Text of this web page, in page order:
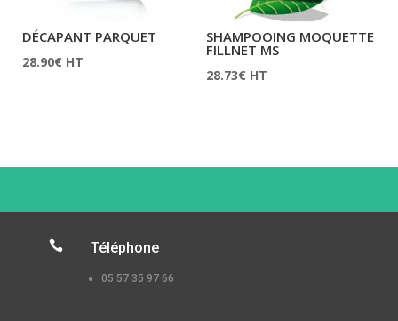
DÉCAPANT PARQUET
28.90€ HT
SHAMPOOING MOQUETTE
FILLNET MS
28.73€ HT
 Téléphone
05 57 35 97 66